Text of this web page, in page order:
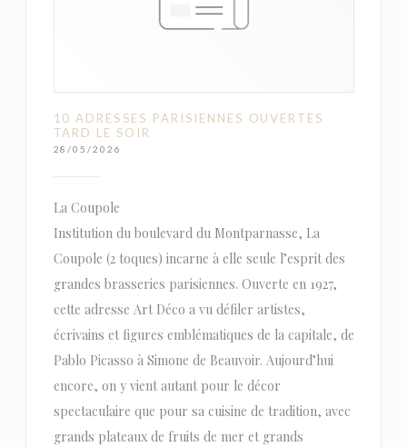
10 ADRESSES PARISIENNES OUVERTES
TARD LE SOIR
28/05/2026
La Coupole
Institution du boulevard du Montparnasse, La
Coupole (2 toques) incarne à elle seule l’esprit des
grandes brasseries parisiennes. Ouverte en 1927,
cette adresse Art Déco a vu défiler artistes,
écrivains et figures emblématiques de la capitale, de
Pablo Picasso à Simone de Beauvoir. Aujourd’hui
encore, on y vient autant pour le décor
spectaculaire que pour sa cuisine de tradition, avec
grands plateaux de fruits de mer et grands